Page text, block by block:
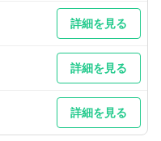
詳細を見る
詳細を見る
詳細を見る